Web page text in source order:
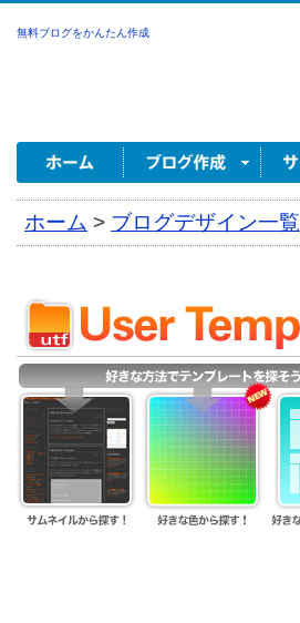
無料ブログをかんたん作成
ホーム > ブログデザイン一覧